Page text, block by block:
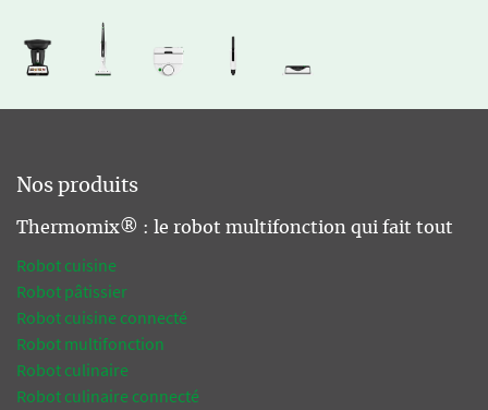
Nos produits
Thermomix® : le robot multifonction qui fait tout
Robot cuisine
Robot pâtissier
Robot cuisine connecté
Robot multifonction
Robot culinaire
Robot culinaire connecté